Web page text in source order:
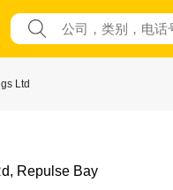
Ltd
Repulse Bay